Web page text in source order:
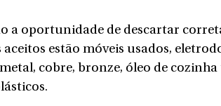
a oportunidade de descartar
estão móveis usados,
cobre, bronze, óleo de cozinha